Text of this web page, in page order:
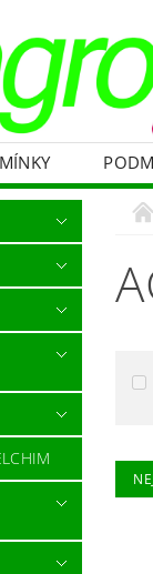
PRACOVNÍ